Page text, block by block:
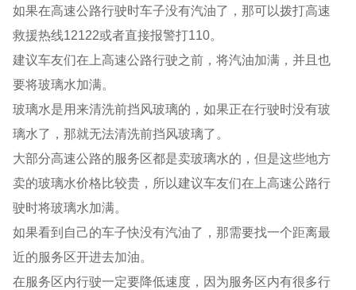
如果在高速公路行驶时车子没有汽油了，那可以拨打高速
救援热线12122或者直接报警打110。
建议车友们在上高速公路行驶之前，将汽油加满，并且也
要将玻璃水加满。
玻璃水是用来清洗前挡风玻璃的，如果正在行驶时没有玻
璃水了，那就无法清洗前挡风玻璃了。
大部分高速公路的服务区都是卖玻璃水的，但是这些地方
卖的玻璃水价格比较贵，所以建议车友们在上高速公路行
驶时将玻璃水加满。
如果看到自己的车子快没有汽油了，那需要找一个距离最
近的服务区开进去加油。
在服务区内行驶一定要降低速度，因为服务区内有很多行